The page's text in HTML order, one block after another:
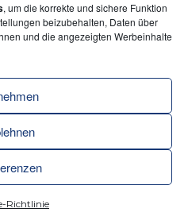
, um die korrekte und sichere Funktion
beizubehalten, Daten über
und die angezeigten Werbeinhalte
Richtlinie